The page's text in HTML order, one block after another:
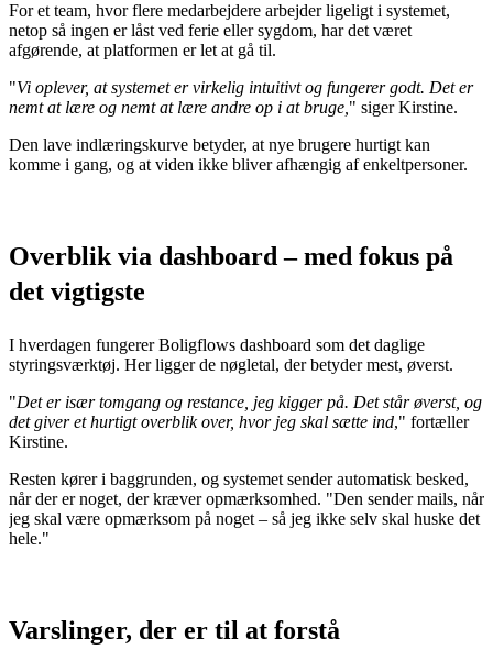
For et team, hvor flere medarbejdere arbejder ligeligt i systemet,
netop så ingen er låst ved ferie eller sygdom, har det været
afgørende, at platformen er let at gå til.
"Vi oplever, at systemet er virkelig intuitivt og fungerer godt. Det er
nemt at lære og nemt at lære andre op i at bruge, " siger Kirstine.
Den lave indlæringskurve betyder, at nye brugere hurtigt kan
komme i gang, og at viden ikke bliver afhængig af enkeltpersoner.
Overblik via dashboard – med fokus på
det vigtigste
I hverdagen fungerer Boligflows dashboard som det daglige
styringsværktøj. Her ligger de nøgletal, der betyder mest, øverst.
"Det er især tomgang og restance, jeg kigger på. Det står øverst, og
det giver et hurtigt overblik over, hvor jeg skal sætte ind," fortæller
Kirstine.
Resten kører i baggrunden, og systemet sender automatisk besked,
når der er noget, der kræver opmærksomhed. "Den sender mails, når
jeg skal være opmærksom på noget – så jeg ikke selv skal huske det
hele."
Varslinger, der er til at forstå